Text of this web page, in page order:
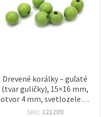
Drevené korálky – guľaté
(tvar guličky), 15×16 mm,
otvor 4 mm, svetlozelené
– 20 ks
SKU: 121209